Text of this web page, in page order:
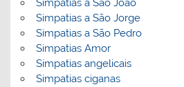
Simpatias a São João
Simpatias a São Jorge
Simpatias a São Pedro
Simpatias Amor
Simpatias angelicais
Simpatias ciganas